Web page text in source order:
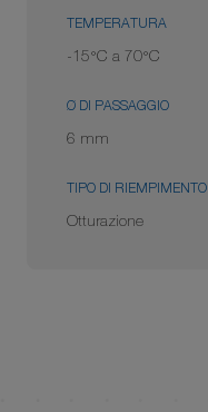
TEMPERATURA
-15°C a 70°C
Ø DI PASSAGGIO
6 mm
TIPO DI RIEMPIMENTO
Otturazione